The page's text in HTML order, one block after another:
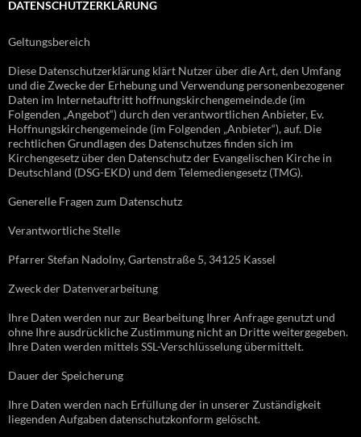
DATENSCHUTZERKLÄRUNG
Geltungsbereich
Diese Datenschutzerklärung klärt Nutzer über die Art, den Umfang
und die Zwecke der Erhebung und Verwendung personenbezogener
Daten im Internetauftritt hoffnungskirchengemeinde.de (im
Folgenden „Angebot“) durch den verantwortlichen Anbieter, Ev.
Hoffnungskirchengemeinde (im Folgenden „Anbieter“), auf. Die
rechtlichen Grundlagen des Datenschutzes finden sich im
Kirchengesetz über den Datenschutz der Evangelischen Kirche in
Deutschland (DSG-EKD) und dem Telemediengesetz (TMG).
Generelle Fragen zum Datenschutz
Verantwortliche Stelle
Pfarrer Stefan Nadolny, Gartenstraße 5, 34125 Kassel
Zweck der Datenverarbeitung
Ihre Daten werden nur zur Bearbeitung Ihrer Anfrage genutzt und
ohne Ihre ausdrückliche Zustimmung nicht an Dritte weitergegeben.
Ihre Daten werden mittels SSL-Verschlüsselung übermittelt.
Dauer der Speicherung
Ihre Daten werden nach Erfüllung der in unserer Zuständigkeit
liegenden Aufgaben datenschutzkonform gelöscht.